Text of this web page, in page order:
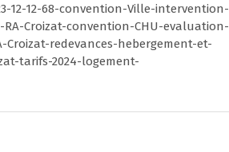
12-12-68-convention-Ville-intervention-
RA-Croizat-convention-CHU-evaluation-
Croizat-redevances-hebergement-et-
tarifs-2024-logement-